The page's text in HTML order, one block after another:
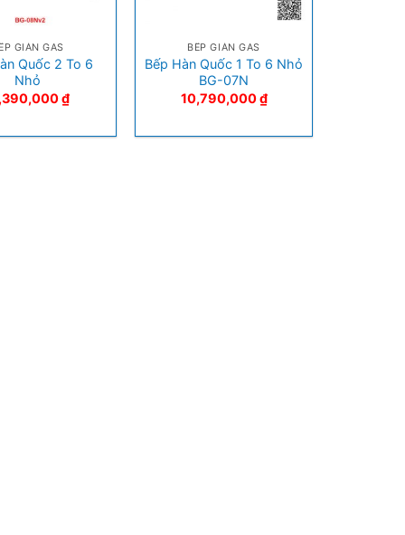
GIÀN GAS
Quốc 2 To 6
Nhỏ
₫
BẾP GIÀN GAS
Bếp Hàn Quốc 1 To 6 Nhỏ
BG-07N
10,790,000₫